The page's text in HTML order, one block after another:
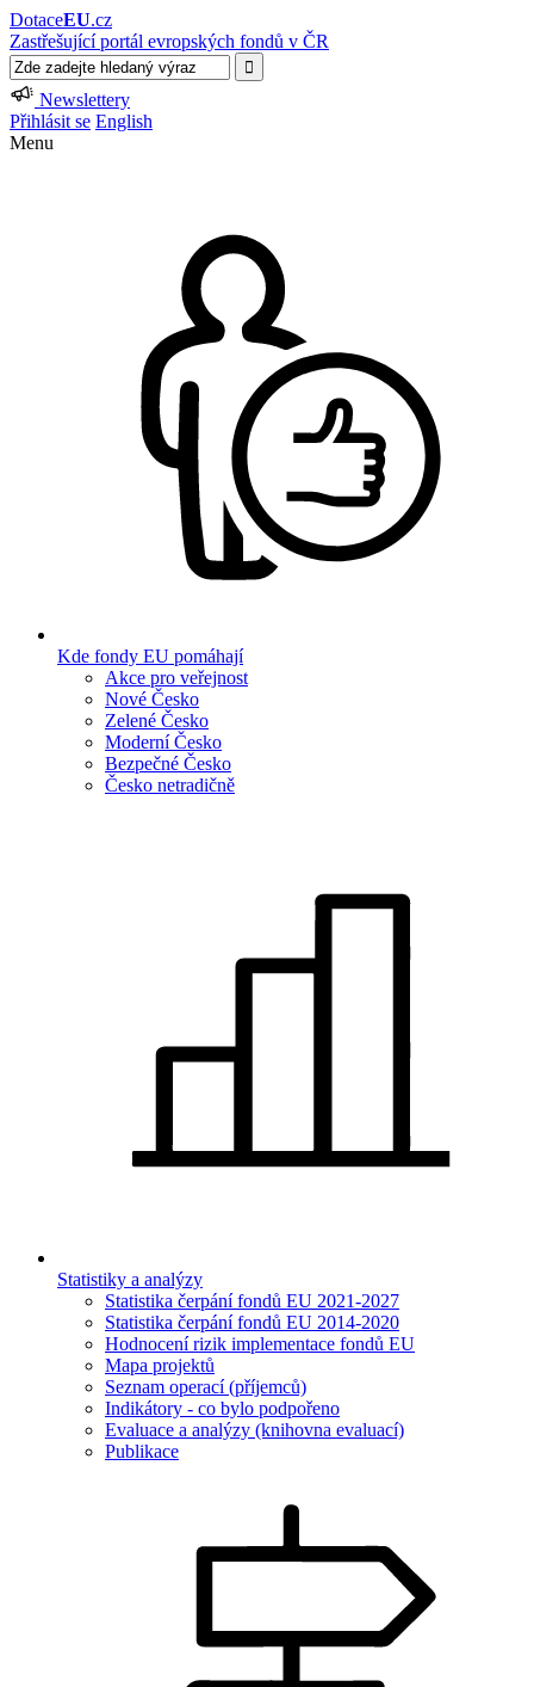
DotaceEU.cz
Zastřešující portál evropských fondů v ČR
Newslettery
Přihlásit se English
Menu
Kde fondy EU pomáhají
Akce pro veřejnost
Nové Česko
Zelené Česko
Moderní Česko
Bezpečné Česko
Česko netradičně
Statistiky a analýzy
Statistika čerpání fondů EU 2021-2027
Statistika čerpání fondů EU 2014-2020
Hodnocení rizik implementace fondů EU
Mapa projektů
Seznam operací (příjemců)
Indikátory - co bylo podpořeno
Evaluace a analýzy (knihovna evaluací)
Publikace